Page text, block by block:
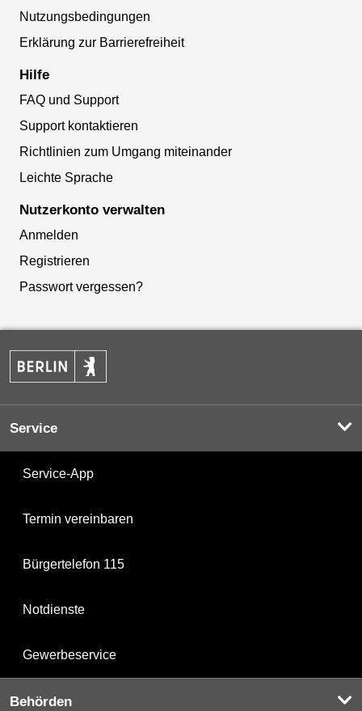
Nutzungsbedingungen
Erklärung zur Barrierefreiheit
Hilfe
FAQ und Support
Support kontaktieren
Richtlinien zum Umgang miteinander
Leichte Sprache
Nutzerkonto verwalten
Anmelden
Registrieren
Passwort vergessen?
Service
Service-App
Termin vereinbaren
Bürgertelefon 115
Notdienste
Gewerbeservice
Behörden